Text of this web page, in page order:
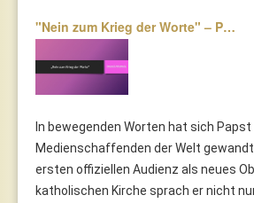
"Nein zum Krieg der Worte" – P…
In bewegenden Worten hat sich Papst
Medienschaffenden der Welt
ersten offiziellen Audienz als neues
katholischen Kirche sprach er nicht nur